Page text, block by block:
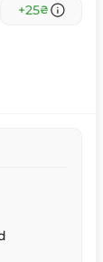
+25₴